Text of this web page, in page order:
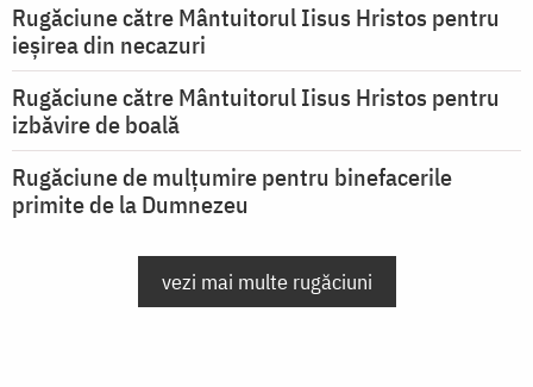
Rugăciune către Mântuitorul Iisus Hristos pentru
ieşirea din necazuri
Rugăciune către Mântuitorul Iisus Hristos pentru
izbăvire de boală
Rugăciune de mulțumire pentru binefacerile
primite de la Dumnezeu
vezi mai multe rugăciuni